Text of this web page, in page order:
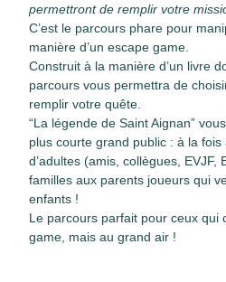
permettront de remplir votre
C’est le parcours phare pour
manière d’un escape game.
Construit à la manière d’un livre
parcours vous permettra de
remplir votre quête.
“La légende de Saint Aignan”
plus courte grand public : à la
d’adultes (amis, collègues,
familles aux parents joueurs qui
enfants !
Le parcours parfait pour ceux qui
game, mais au grand air !